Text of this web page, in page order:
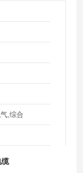
,综合
缆